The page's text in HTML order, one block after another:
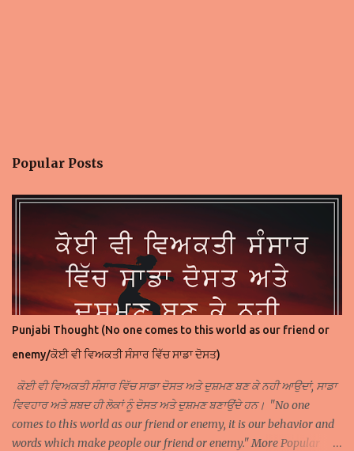
Popular Posts
Punjabi Thought (No one comes to this world as our friend or
enemy/ਕੋਈ ਵੀ ਵਿਅਕਤੀ ਸੰਸਾਰ ਵਿੱਚ ਸਾਡਾ ਦੋਸਤ)
ਕੋਈ ਵੀ ਵਿਅਕਤੀ ਸੰਸਾਰ ਵਿੱਚ ਸਾਡਾ ਦੋਸਤ ਅਤੇ ਦੁਸ਼ਮਣ ਬਣ ਕੇ ਨਹੀ ਆਉਦਾਂ, ਸਾਡਾ
ਵਿਵਹਾਰ ਅਤੇ ਸ਼ਬਦ ਹੀ ਲੋਕਾਂ ਨੂੰ ਦੋਸਤ ਅਤੇ ਦੁਸ਼ਮਣ ਬਣਾਉਂਦੇ ਹਨ। "No one
comes to this world as our friend or enemy, it is our behavior and
words which make people our friend or enemy." More Popular